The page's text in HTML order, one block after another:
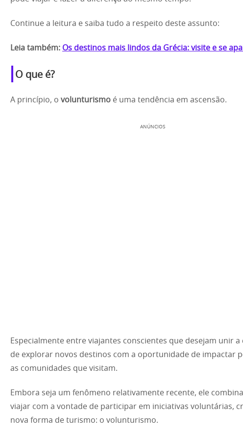
Continue a leitura e saiba tudo a respeito deste assunto:
Leia também: Os destinos mais lindos da Grécia: visite e se
O que é?
A princípio, o volunturismo é uma tendência em ascensão.
ANÚNCIOS
Especialmente entre viajantes conscientes que desejam unir a
de explorar novos destinos com a oportunidade de impactar
as comunidades que visitam.
Embora seja um fenômeno relativamente recente, ele
viajar com a vontade de participar em iniciativas voluntárias,
nova forma de turismo: o volunturismo.